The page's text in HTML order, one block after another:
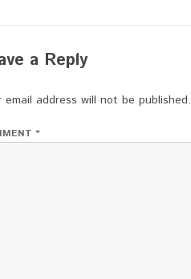
a Reply
email address will not be published.
*